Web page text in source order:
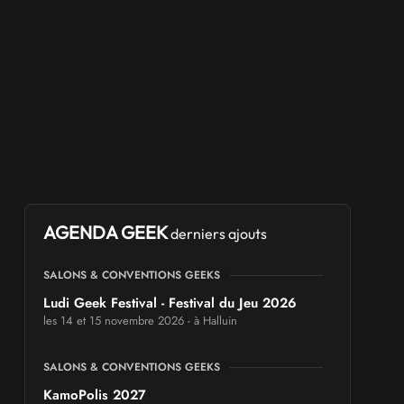
AGENDA GEEKderniers ajouts
SALONS & CONVENTIONS GEEKS
Ludi Geek Festival - Festival du Jeu 2026
les 14 et 15 novembre 2026 - à Halluin
SALONS & CONVENTIONS GEEKS
KamoPolis 2027